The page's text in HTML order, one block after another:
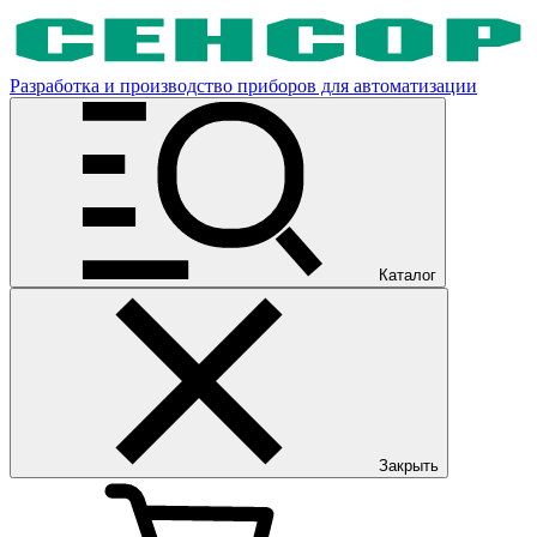
Разработка и производство приборов для автоматизации
Каталог
Закрыть